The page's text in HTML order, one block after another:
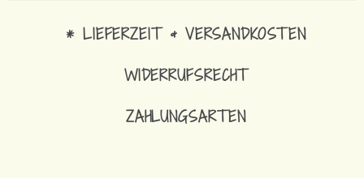
* LIEFERZEIT & VERSANDKOSTEN
WIDERRUFSRECHT
ZAHLUNGSARTEN